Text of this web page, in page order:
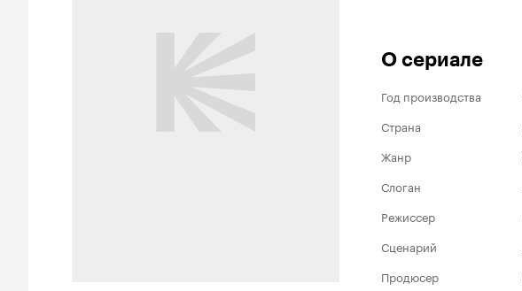
О сериале
Год производства
Страна
Жанр
Слоган
Режиссер
Сценарий
Продюсер